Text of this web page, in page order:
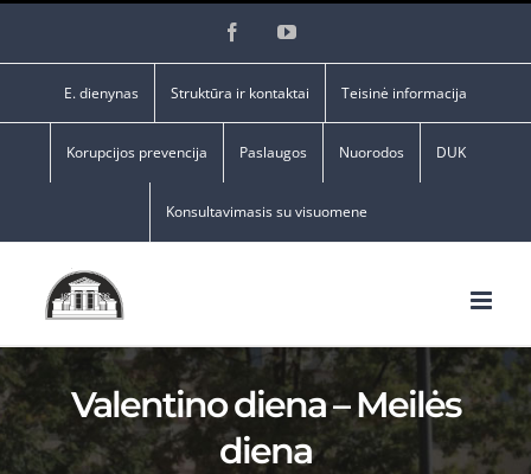
FacebookYouTube
E. dienynas Struktūra ir kontaktai Teisinė informacija
Korupcijos prevencija Paslaugos Nuorodos DUK
Konsultavimasis su visuomene
Valentino diena – Meilės
diena